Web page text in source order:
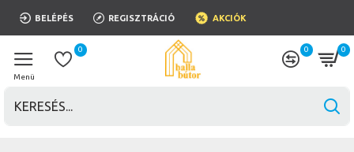
BELÉPÉS REGISZTRÁCIÓ AKCIÓK
0 0 0